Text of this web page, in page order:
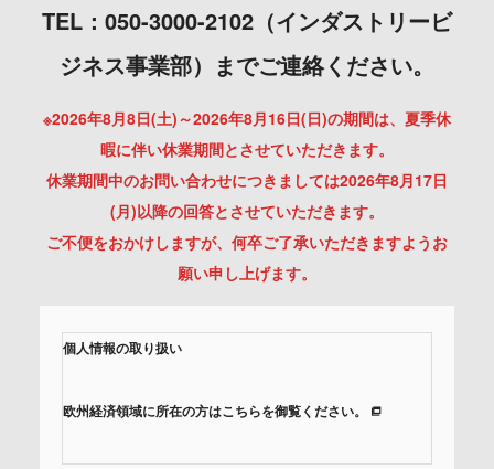
TEL：050-3000-2102（インダストリービ
ジネス事業部）までご連絡ください。
※2026年8月8日(土)～2026年8月16日(日)の期間は、夏季休
暇に伴い休業期間とさせていただきます。
休業期間中のお問い合わせにつきましては2026年8月17日
(月)以降の回答とさせていただきます。
ご不便をおかけしますが、何卒ご了承いただきますようお
願い申し上げます。
個人情報の取り扱い
欧州経済領域に所在の方はこちらを御覧ください。